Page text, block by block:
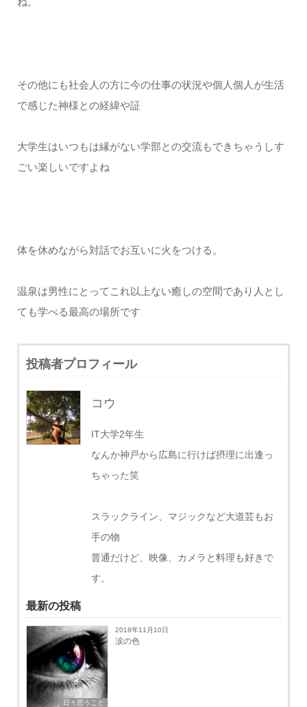
その他にも社会人の方に今の仕事の状況や個人個人が生活
で感じた神様との経緯や証
大学生はいつもは縁がない学部との交流もできちゃうしす
ごい楽しいですよね
体を休めながら対話でお互いに火をつける。
温泉は男性にとってこれ以上ない癒しの空間であり人とし
ても学べる最高の場所です
投稿者プロフィール
コウ
IT大学2年生
なんか神戸から広島に行けば摂理に出逢っ
ちゃった笑
スラックライン、マジックなど大道芸もお
手の物
普通だけど、映像、カメラと料理も好きで
す。
最新の投稿
日々思うこと
2018年11月10日
涙の色